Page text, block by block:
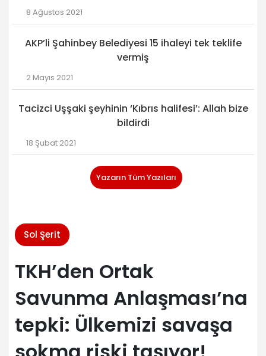
8 Ağustos 2021
AKP’li Şahinbey Belediyesi 15 ihaleyi tek teklife
vermiş
2 Mayıs 2021
Tacizci Uşşaki şeyhinin ‘Kıbrıs halifesi’: Allah bize
bildirdi
18 Şubat 2021
Yazarın Tüm Yazıları
Sol Şerit
TKH’den Ortak
Savunma Anlaşması’na
tepki: Ülkemizi savaşa